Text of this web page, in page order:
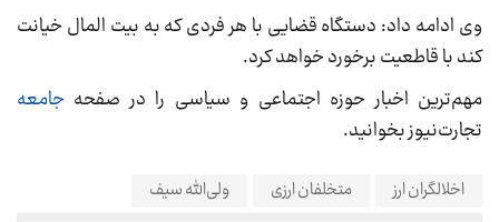
وی ادامه داد: دستگاه قضایی با هر فردی که به بیت المال خیانت
کند با قاطعیت برخورد خواهد کرد.
مهم‌ترین اخبار حوزه اجتماعی و سیاسی را در صفحه جامعه
تجارت‌نیوز بخوانید.
اخلالگران ارز متخلفان ارزی ولی‌الله سیف